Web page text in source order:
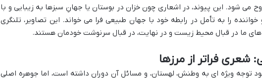
می شود. این پیوند، در اشعاری چون خزان در بوستان یا جهانِ سبزها به زیبایی و با
را به تأمل در رابطه خود با جهان طبیعی فرا می خواند. این تصاویر، تلنگری
ما در قبال محیط زیست و در نهایت، در قبال سرنوشت خودمان هستند.
شعری فراتر از مرزها
توجه ویژه ای به وطنش، لهستان، و مسائل آن دوران داشته است، اما جوهره اصلی